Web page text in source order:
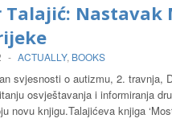
Talajić: Nastavak
- ACTUALLY, BOOKS
svjesnosti o autizmu, 2. travnja,
osvještavanja i informiranja
novu knjigu.Talajićeva knjiga